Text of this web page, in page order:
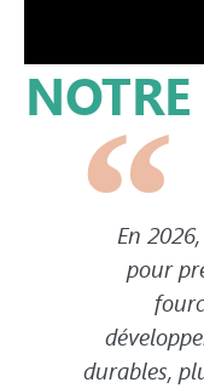
En
pour
durables,